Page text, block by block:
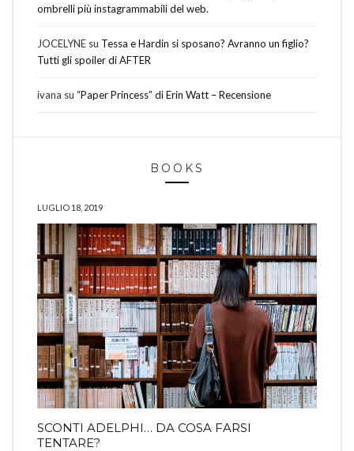
ombrelli più instagrammabili del web.
JOCELYNE su Tessa e Hardin si sposano? Avranno un figlio?
Tutti gli spoiler di AFTER
ivana su “Paper Princess” di Erin Watt – Recensione
BOOKS
LUGLIO 18, 2019
SCONTI ADELPHI… DA COSA FARSI
TENTARE?